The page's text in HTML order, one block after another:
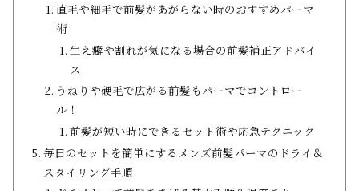
直毛や細毛で前髪があがらない時のおすすめパーマ
術
生え癖や割れが気になる場合の前髪補正アドバイ
ス
うねりや硬毛で広がる前髪もパーマでコントロー
ル！
前髪が短い時にできるセット術や応急テクニック
毎日のセットを簡単にするメンズ前髪パーマのドライ＆
スタイリング手順